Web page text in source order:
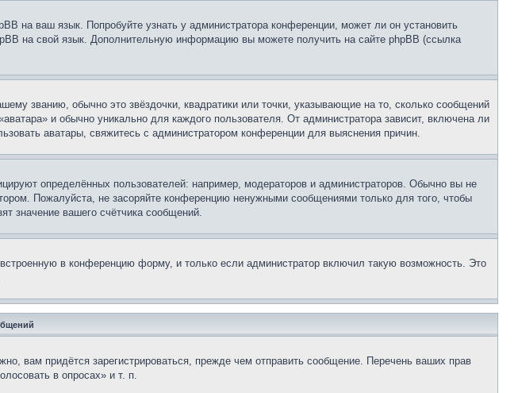
на ваш язык. Попробуйте узнать у администратора конференции, может ли он установить
на свой язык. Дополнительную информацию вы можете получить на сайте phpBB (ссылка
званию, обычно это звёздочки, квадратики или точки, указывающие на то, сколько сообщений
и обычно уникально для каждого пользователя. От администратора зависит, включена ли
аватары, свяжитесь с администратором конференции для выяснения причин.
определённых пользователей: например, модераторов и администраторов. Обычно вы не
Пожалуйста, не засоряйте конференцию ненужными сообщениями только для того, чтобы
значение вашего счётчика сообщений.
в конференцию форму, и только если администратор включил такую возможность. Это
вам придётся зарегистрироваться, прежде чем отправить сообщение. Перечень ваших прав
в опросах» и т. п.